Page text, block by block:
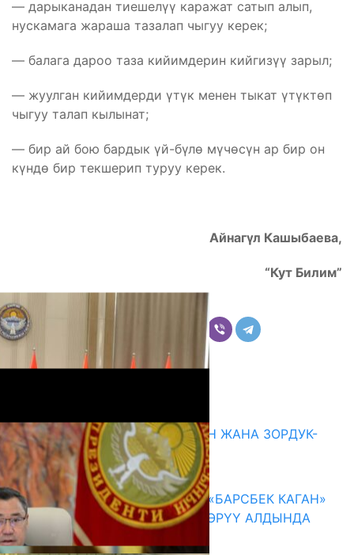
— дарыканадан тиешелүү каражат сатып алып,
нускамага жараша тазалап чыгуу керек;
— балага дароо таза кийимдерин кийгизүү зарыл;
— жуулган кийимдерди үтүк менен тыкат үтүктөп
чыгуу талап кылынат;
— бир ай бою бардык үй-бүлө мүчөсүн ар бир он
күндө бир текшерип туруу керек.
Айнагүл Кашыбаева,
“Кут Билим”
Комментарийлер
ГЕНДЕРДИК БАСМЫРЛООДОН ЖАНА ЗОРДУК-
ЗОМБУЛУКТАН КОРГОО
07.08.2026
КЫРГЫЗ ТАРЫХЫ ТАСМАДА: «БАРСБЕК КАГАН»
КӨРКӨМ ТАСМАСЫ ЖАРЫК КӨРҮҮ АЛДЫНДА
07.08.2026